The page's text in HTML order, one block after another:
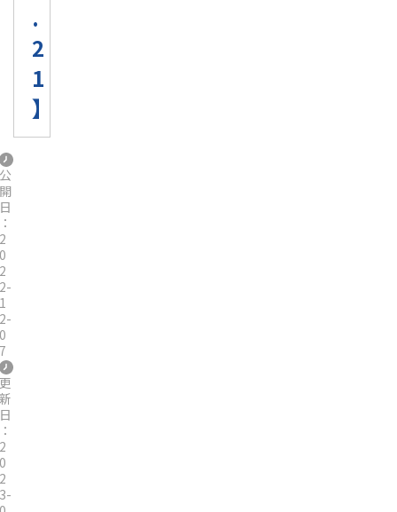
.
2
1
】
公
開
日
：
2
0
2
2-
1
2-
0
7
更
新
日
：
2
0
2
3-